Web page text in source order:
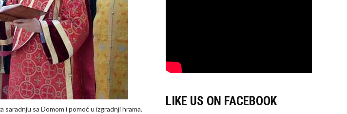
saradnju sa Domom i pomoć u izgradnji hrama.
LIKE US ON FACEBOOK